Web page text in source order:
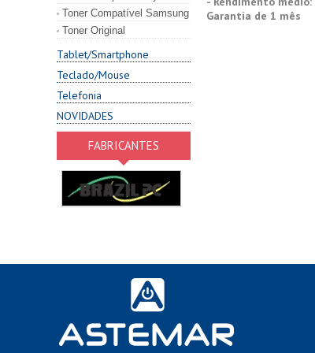
Toner Compatível Samsung
Toner Original
Tablet/Smartphone
Teclado/Mouse
Telefonia
NOVIDADES
FABRICANTES
Garantia de 1 mês